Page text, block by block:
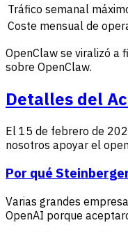
Tráfico semanal
Coste mensual de
OpenClaw se viralizó a
sobre OpenClaw.
Detalles del
El 15 de febrero de
nosotros apoyar el
Por qué
Varias grandes
OpenAI porque